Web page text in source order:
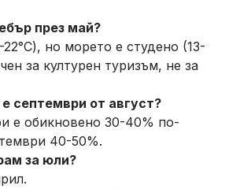
през май?
но морето е студено (13-
за културен туризъм, не за
септември от август?
е обикновено 30-40% по-
40-50%.
за юли?